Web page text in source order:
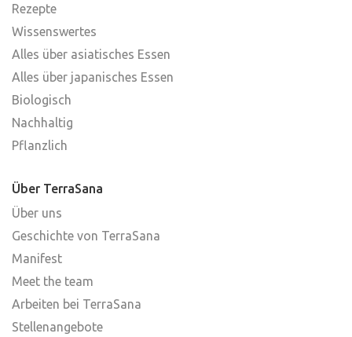
Rezepte
Wissenswertes
Alles über asiatisches Essen
Alles über japanisches Essen
Biologisch
Nachhaltig
Pflanzlich
Über TerraSana
Über uns
Geschichte von TerraSana
Manifest
Meet the team
Arbeiten bei TerraSana
Stellenangebote